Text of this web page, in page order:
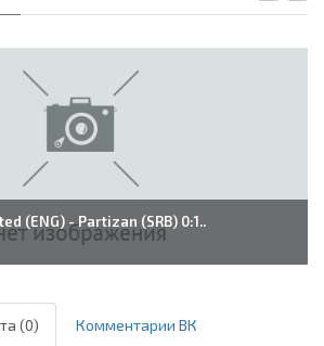
(ENG) - Partizan (SRB) 0:1..
(0) Комментарии ВК